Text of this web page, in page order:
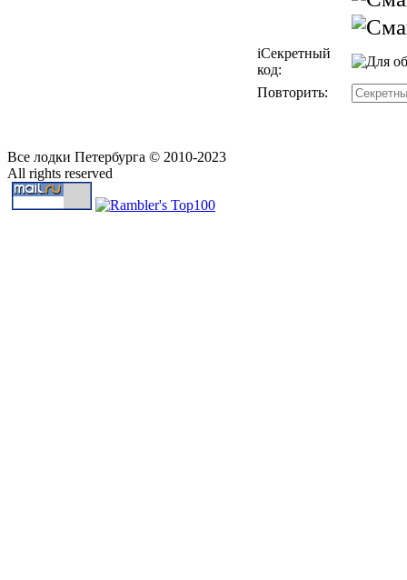
iСекретный
код:
Повторить:
Все лодки Петербурга © 2010-2023
All rights reserved